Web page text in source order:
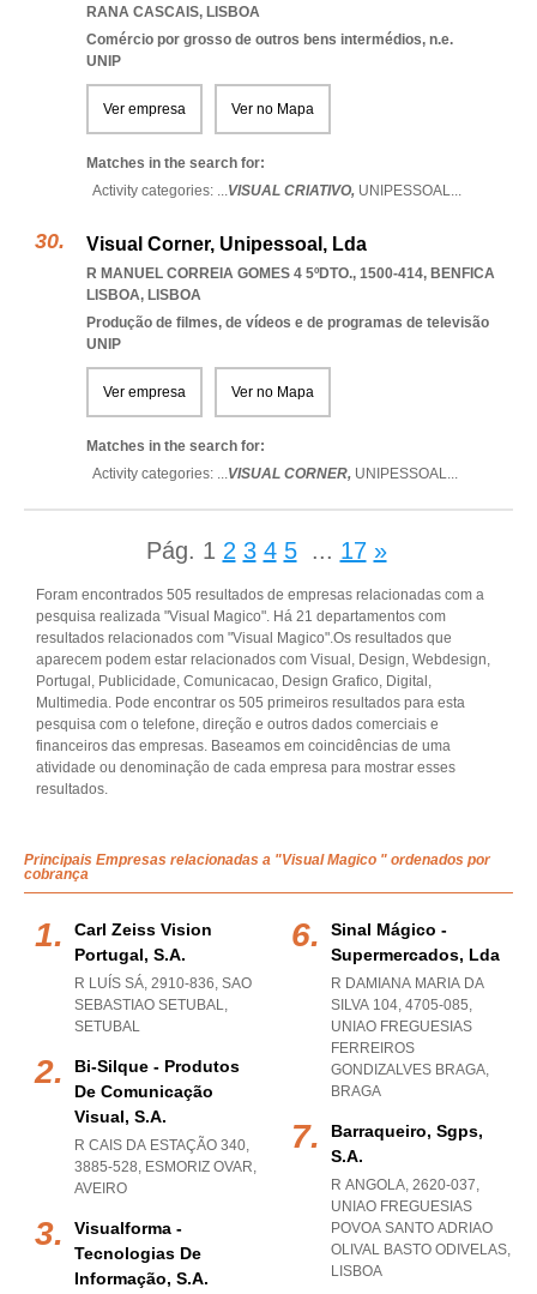
RANA CASCAIS, LISBOA
Comércio por grosso de outros bens intermédios, n.e.
UNIP
Ver empresa Ver no Mapa
Matches in the search for:
Activity categories: ...VISUAL CRIATIVO, UNIPESSOAL...
Visual Corner, Unipessoal, Lda
R MANUEL CORREIA GOMES 4 5ºDTO., 1500-414, BENFICA
LISBOA, LISBOA
Produção de filmes, de vídeos e de programas de televisão
UNIP
Ver empresa Ver no Mapa
Matches in the search for:
Activity categories: ...VISUAL CORNER, UNIPESSOAL...
Pág. 1 2 3 4 5 ... 17 »
Foram encontrados 505 resultados de empresas relacionadas com a
pesquisa realizada "Visual Magico". Há 21 departamentos com
resultados relacionados com "Visual Magico".Os resultados que
aparecem podem estar relacionados com Visual, Design, Webdesign,
Portugal, Publicidade, Comunicacao, Design Grafico, Digital,
Multimedia. Pode encontrar os 505 primeiros resultados para esta
pesquisa com o telefone, direção e outros dados comerciais e
financeiros das empresas. Baseamos em coincidências de uma
atividade ou denominação de cada empresa para mostrar esses
resultados.
Principais Empresas relacionadas a "Visual Magico " ordenados por
cobrança
Carl Zeiss Vision
Portugal, S.a.
R LUÍS SÁ, 2910-836, SAO
SEBASTIAO SETUBAL,
SETUBAL
Bi-Silque - Produtos
De Comunicação
Visual, S.a.
R CAIS DA ESTAÇÃO 340,
3885-528, ESMORIZ OVAR,
AVEIRO
Visualforma -
Tecnologias De
Informação, S.a.
Sinal Mágico -
Supermercados, Lda
R DAMIANA MARIA DA
SILVA 104, 4705-085,
UNIAO FREGUESIAS
FERREIROS
GONDIZALVES BRAGA,
BRAGA
Barraqueiro, Sgps,
S.a.
R ANGOLA, 2620-037,
UNIAO FREGUESIAS
POVOA SANTO ADRIAO
OLIVAL BASTO ODIVELAS,
LISBOA